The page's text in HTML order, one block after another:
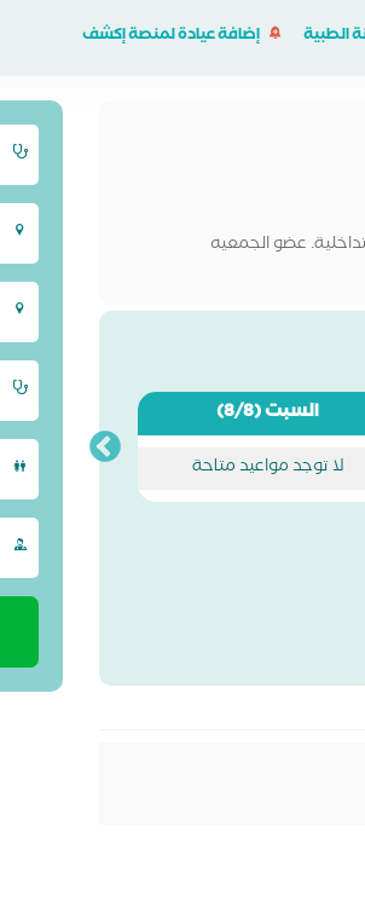
الطبية إضافة عيادة لمنصة إكشف
عضو الجمعيه
السبت(8/8)
لا توجد مواعيد متاحة